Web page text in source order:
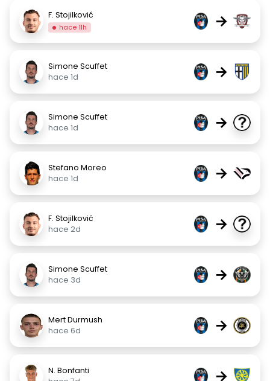
F. Stojilković
hace 11h →
Simone Scuffet
hace 1d
→
Simone Scuffet
hace 1d
→
Stefano Moreo
hace 1d
→
F. Stojilković
hace 2d
→
Simone Scuffet
hace 3d
→
Mert Durmush
hace 6d
→
N. Bonfanti
→